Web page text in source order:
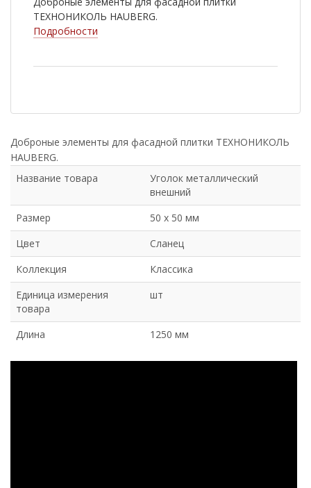
ТЕХНОНИКОЛЬ HAUBERG.
Подробности
Доброные элементы для фасадной плитки ТЕХНОНИКОЛЬ
HAUBERG.
Название товара
Уголок металлический
внешний
Размер
50 х 50 мм
Цвет
Сланец
Коллекция
Классика
Единица измерения
товара
шт
Длина 1250 мм